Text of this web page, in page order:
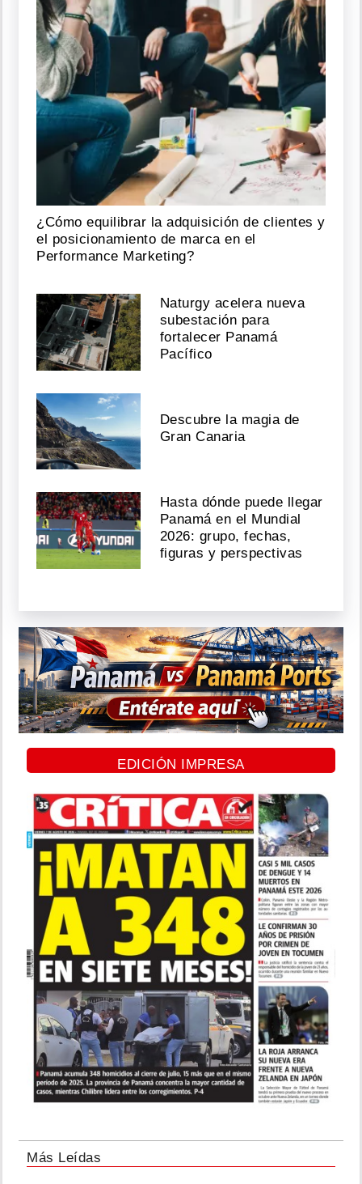
¿Cómo equilibrar la adquisición de clientes y
el posicionamiento de marca en el
Performance Marketing?
Naturgy acelera nueva
subestación para
fortalecer Panamá
Pacífico
Descubre la magia de
Gran Canaria
Hasta dónde puede llegar
Panamá en el Mundial
2026: grupo, fechas,
figuras y perspectivas
EDICIÓN IMPRESA
Más Leídas